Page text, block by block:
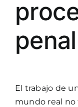
penal
El trabajo de
mundo real no